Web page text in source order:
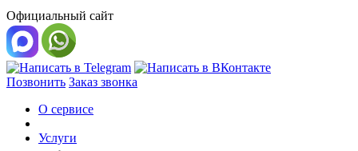
Официальный сайт
Позвонить Заказ звонка
О сервисе
Услуги